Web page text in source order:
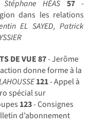
HÉAS 57-
dans les relations
EL SAYED, Patrick
DE VUE87- Jerôme
donne forme à la
121- Appel à
spécial sur
123- Consignes
d’abonnement